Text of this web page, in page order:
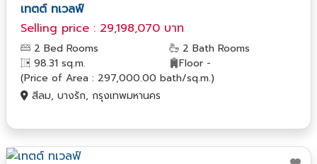
เทตต์ ทเวลฟ์
Selling price : 29,198,070 บาท
2 Bed Rooms
2 Bath Rooms
98.31 sq.m.
Floor -
(Price of Area : 297,000.00 bath/sq.m.)
สีลม, บางรัก, กรุงเทพมหานคร